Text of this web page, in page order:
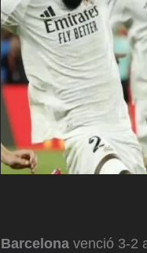
Barcelona venció 3-2